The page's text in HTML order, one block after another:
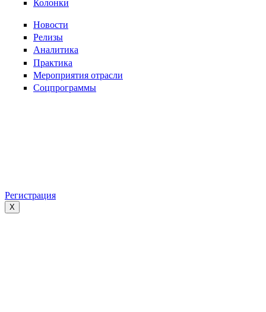
Колонки
Новости
Релизы
Аналитика
Практика
Мероприятия отрасли
Соцпрограммы
Регистрация
X